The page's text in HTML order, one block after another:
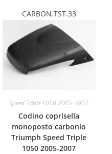
CARBON.TST.33
Speed Triple 1050 2005-2007
Codino coprisella
monoposto carbonio
Triumph Speed Triple
1050 2005-2007